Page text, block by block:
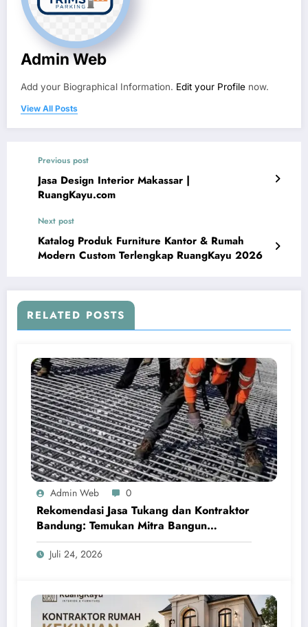
Admin Web
Add your Biographical Information. Edit your Profile now.
View All Posts
Previous post
Jasa Design Interior Makassar |
RuangKayu.com
Next post
Katalog Produk Furniture Kantor & Rumah
Modern Custom Terlengkap RuangKayu 2026
RELATED POSTS
Admin Web 0
Rekomendasi Jasa Tukang dan Kontraktor
Bandung: Temukan Mitra Bangun
Terpercaya untuk Hunian Modern
Juli 24, 2026